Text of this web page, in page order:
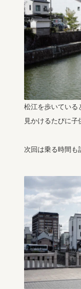
松江を歩いている
見かけるたびに子
次回は乗る時間も